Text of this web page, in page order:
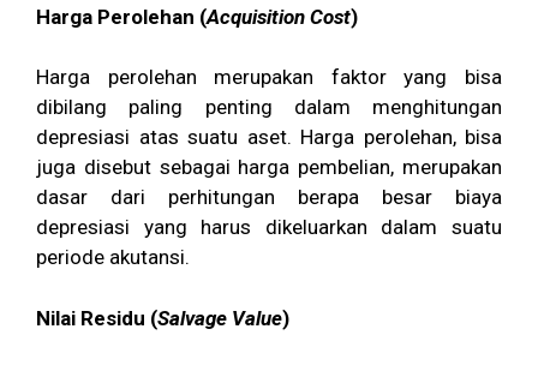
Harga Perolehan (Acquisition Cost)
Harga perolehan merupakan faktor yang bisa
dibilang paling penting dalam menghitungan
depresiasi atas suatu aset. Harga perolehan, bisa
juga disebut sebagai harga pembelian, merupakan
dasar dari perhitungan berapa besar biaya
depresiasi yang harus dikeluarkan dalam suatu
periode akutansi.
Nilai Residu (Salvage Value)